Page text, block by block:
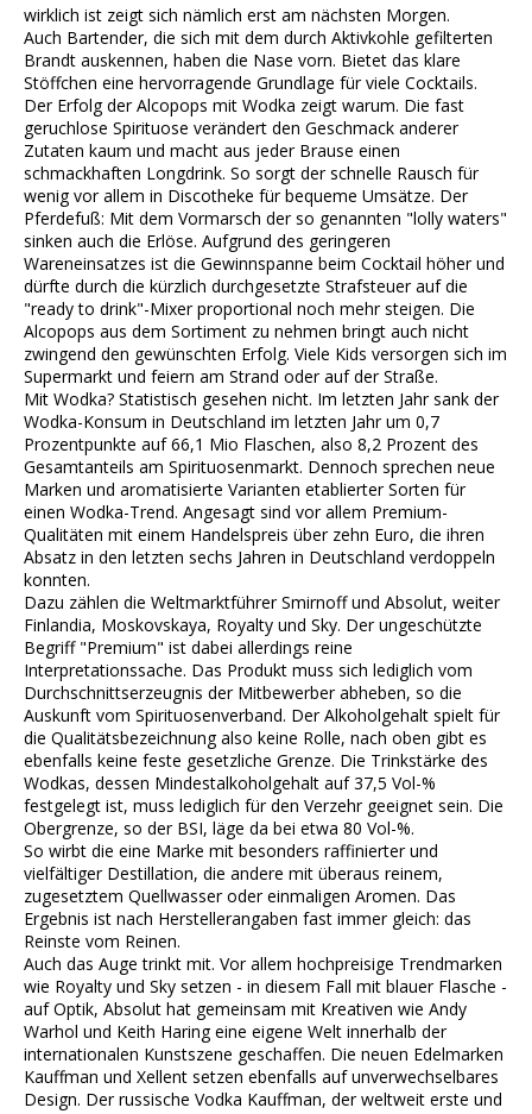
wirklich ist zeigt sich nämlich erst am nächsten Morgen.
Auch Bartender, die sich mit dem durch Aktivkohle gefilterten
Brandt auskennen, haben die Nase vorn. Bietet das klare
Stöffchen eine hervorragende Grundlage für viele Cocktails.
Der Erfolg der Alcopops mit Wodka zeigt warum. Die fast
geruchlose Spirituose verändert den Geschmack anderer
Zutaten kaum und macht aus jeder Brause einen
schmackhaften Longdrink. So sorgt der schnelle Rausch für
wenig vor allem in Discotheke für bequeme Umsätze. Der
Pferdefuß: Mit dem Vormarsch der so genannten "lolly waters"
sinken auch die Erlöse. Aufgrund des geringeren
Wareneinsatzes ist die Gewinnspanne beim Cocktail höher und
dürfte durch die kürzlich durchgesetzte Strafsteuer auf die
"ready to drink"-Mixer proportional noch mehr steigen. Die
Alcopops aus dem Sortiment zu nehmen bringt auch nicht
zwingend den gewünschten Erfolg. Viele Kids versorgen sich im
Supermarkt und feiern am Strand oder auf der Straße.
Mit Wodka? Statistisch gesehen nicht. Im letzten Jahr sank der
Wodka-Konsum in Deutschland im letzten Jahr um 0,7
Prozentpunkte auf 66,1 Mio Flaschen, also 8,2 Prozent des
Gesamtanteils am Spirituosenmarkt. Dennoch sprechen neue
Marken und aromatisierte Varianten etablierter Sorten für
einen Wodka-Trend. Angesagt sind vor allem Premium-
Qualitäten mit einem Handelspreis über zehn Euro, die ihren
Absatz in den letzten sechs Jahren in Deutschland verdoppeln
konnten.
Dazu zählen die Weltmarktführer Smirnoff und Absolut, weiter
Finlandia, Moskovskaya, Royalty und Sky. Der ungeschützte
Begriff "Premium" ist dabei allerdings reine
Interpretationssache. Das Produkt muss sich lediglich vom
Durchschnittserzeugnis der Mitbewerber abheben, so die
Auskunft vom Spirituosenverband. Der Alkoholgehalt spielt für
die Qualitätsbezeichnung also keine Rolle, nach oben gibt es
ebenfalls keine feste gesetzliche Grenze. Die Trinkstärke des
Wodkas, dessen Mindestalkoholgehalt auf 37,5 Vol-%
festgelegt ist, muss lediglich für den Verzehr geeignet sein. Die
Obergrenze, so der BSI, läge da bei etwa 80 Vol-%.
So wirbt die eine Marke mit besonders raffinierter und
vielfältiger Destillation, die andere mit überaus reinem,
zugesetztem Quellwasser oder einmaligen Aromen. Das
Ergebnis ist nach Herstellerangaben fast immer gleich: das
Reinste vom Reinen.
Auch das Auge trinkt mit. Vor allem hochpreisige Trendmarken
wie Royalty und Sky setzen - in diesem Fall mit blauer Flasche -
auf Optik, Absolut hat gemeinsam mit Kreativen wie Andy
Warhol und Keith Haring eine eigene Welt innerhalb der
internationalen Kunstszene geschaffen. Die neuen Edelmarken
Kauffman und Xellent setzen ebenfalls auf unverwechselbares
Design. Der russische Vodka Kauffman, der weltweit erste und